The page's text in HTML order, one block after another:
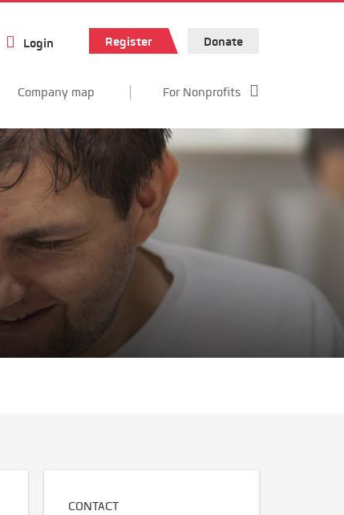
Login Register Donate
Company map For Nonprofits
CONTACT